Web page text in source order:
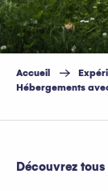
Accueil
Hébergements
Découvrez